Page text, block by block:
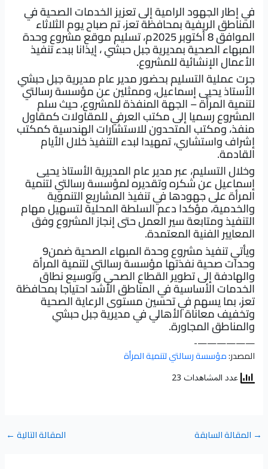
في إطار الجهود الرامية إلى تعزيز الخدمات الصحية في
المناطق الريفية بمحافظة تعز، تم صباح يوم الثلاثاء
الموافق 8 أكتوبر 2025م، تسليم موقع مشروع وحدة
المبهاء الصحية بمديرية جبل حبشي ، إيذانا ببدء تنفيذ
الأعمال الإنشائية للمشروع.
جرت عملية التسليم بحضور مدير عام مديرية جبل حبشي
الأستاذ يحيى إسماعيل، وممثلين عن مؤسسة رسالتي
لتنمية المرأة – الجهة المنفذة للمشروع، حيث سلم
المشروع رسميا إلى مكتب العرفي للمقاولات كمقاول
منفذ، ومكتب المتحدون للاستشارات الهندسية كمكتب
إشراف واستشاري، تمهيدا لبدء التنفيذ خلال الأيام
القادمة.
وخلال التسليم، عبر مدير عام المديرية الأستاذ يحيى
إسماعيل عن شكره وتقديره لمؤسسة رسالتي لتنمية
المرأة على جهودها في تنفيذ المشاريع التنموية
والخدمية، مؤكدا دعم السلطة المحلية لتسهيل مهام
التنفيذ ومتابعة سير العمل حتى إنجاز المشروع وفق
المعايير الفنية المعتمدة.
ويأتي تنفيذ مشروع وحدة المبهاء الصحية ضمن9
وحدات صحية نفذتها مؤسسة رسالتي لتنمية المرأة
والهادفة إلى تطوير القطاع الصحي وتوسيع نطاق
الخدمات الأساسية في المناطق الأشد احتياجا بمحافظة
تعز، بما يسهم في تحسين مستوى الرعاية الصحية
وتخفيف معاناة الأهالي في مديرية جبل حبشي
والمناطق المجاورة.
——————-
المصدر:مؤسسة رسالتي لتنمية المرأة
عدد المشاهدات 23
→ المقالة السابقة المقالة التالية ←